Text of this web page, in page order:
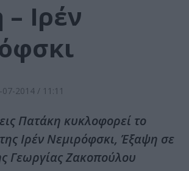
Ιρέν
07-2014 / 11:11
Πατάκη κυκλοφορεί το
Ιρέν Νεμιρόφσκι, Έξαψη σε
Γεωργίας Ζακοπούλου